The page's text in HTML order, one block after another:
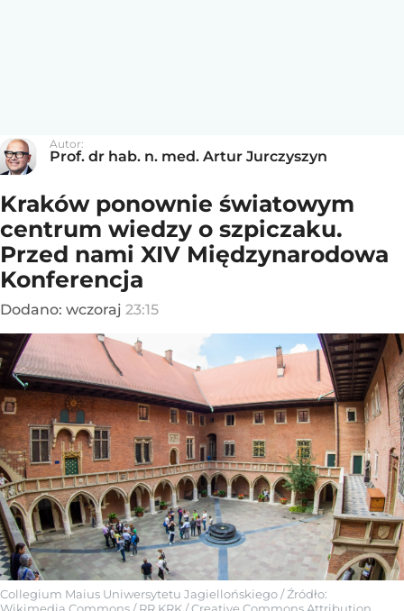
Autor:
Prof. dr hab. n. med. Artur Jurczyszyn
Kraków ponownie światowym
centrum wiedzy o szpiczaku.
Przed nami XIV Międzynarodowa
Konferencja
Dodano: wczoraj 23:15
Collegium Maius Uniwersytetu Jagiellońskiego/ Źródło: